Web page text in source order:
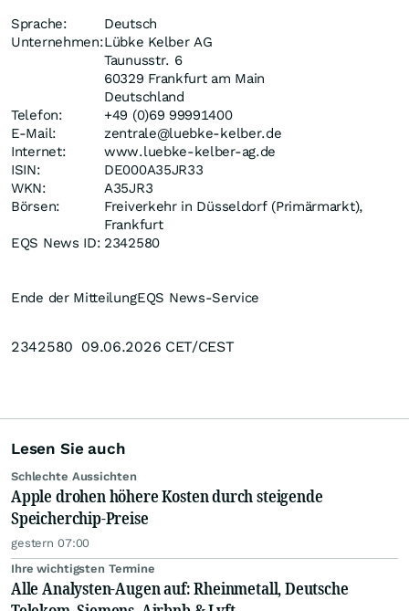
Sprache:
Deutsch
Unternehmen:Lübke Kelber AG
Taunusstr. 6
60329 Frankfurt am Main
Deutschland
Telefon:
+49 (0)69 99991400
E-Mail:
zentrale@luebke-kelber.de
Internet:
www.luebke-kelber-ag.de
ISIN:
DE000A35JR33
WKN:
A35JR3
Börsen:
Freiverkehr in Düsseldorf (Primärmarkt),
Frankfurt
EQS News ID: 2342580
Ende der MitteilungEQS News-Service
2342580 09.06.2026 CET/CEST
Lesen Sie auch
Schlechte Aussichten
Apple drohen höhere Kosten durch steigende
Speicherchip-Preise
gestern 07:00
Ihre wichtigsten Termine
Alle Analysten-Augen auf: Rheinmetall, Deutsche